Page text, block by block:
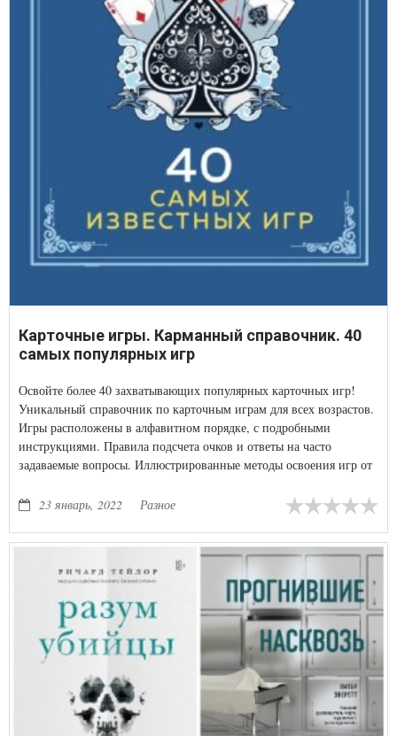
Карточные игры. Карманный справочник. 40
самых популярных игр
Освойте более 40 захватывающих популярных карточных игр!
Уникальный справочник по карточным играм для всех возрастов.
Игры расположены в алфавитном порядке, с подробными
инструкциями. Правила подсчета очков и ответы на часто
задаваемые вопросы. Иллюстрированные методы освоения игр от
найдете словарь основных терминов, используемых в карточных
23 январь, 2022 Разное